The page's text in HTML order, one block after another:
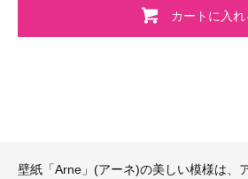
カートに入れ
壁紙「Arne」(アーネ)の美しい模様は、